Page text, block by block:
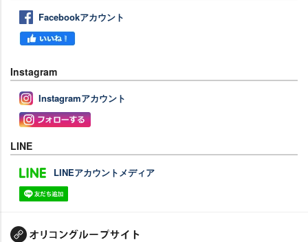
Facebookアカウント
Instagram
Instagramアカウント
LINE
LINEアカウントメディア